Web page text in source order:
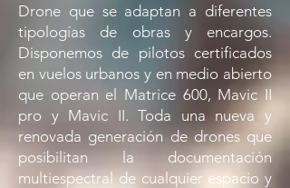
Drone que se adaptan a diferentes
tipologías de obras y encargos.
Disponemos de pilotos certificados
en vuelos urbanos y en medio abierto
que operan el Matrice 600, Mavic II
pro y Mavic II. Toda una nueva y
renovada generación de drones que
posibilitan la documentación
multiespectral de cualquier espacio y